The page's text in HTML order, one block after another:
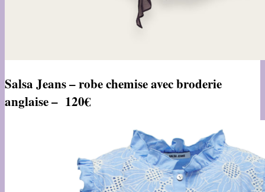
Salsa Jeans – robe chemise avec broderie
anglaise – 120€